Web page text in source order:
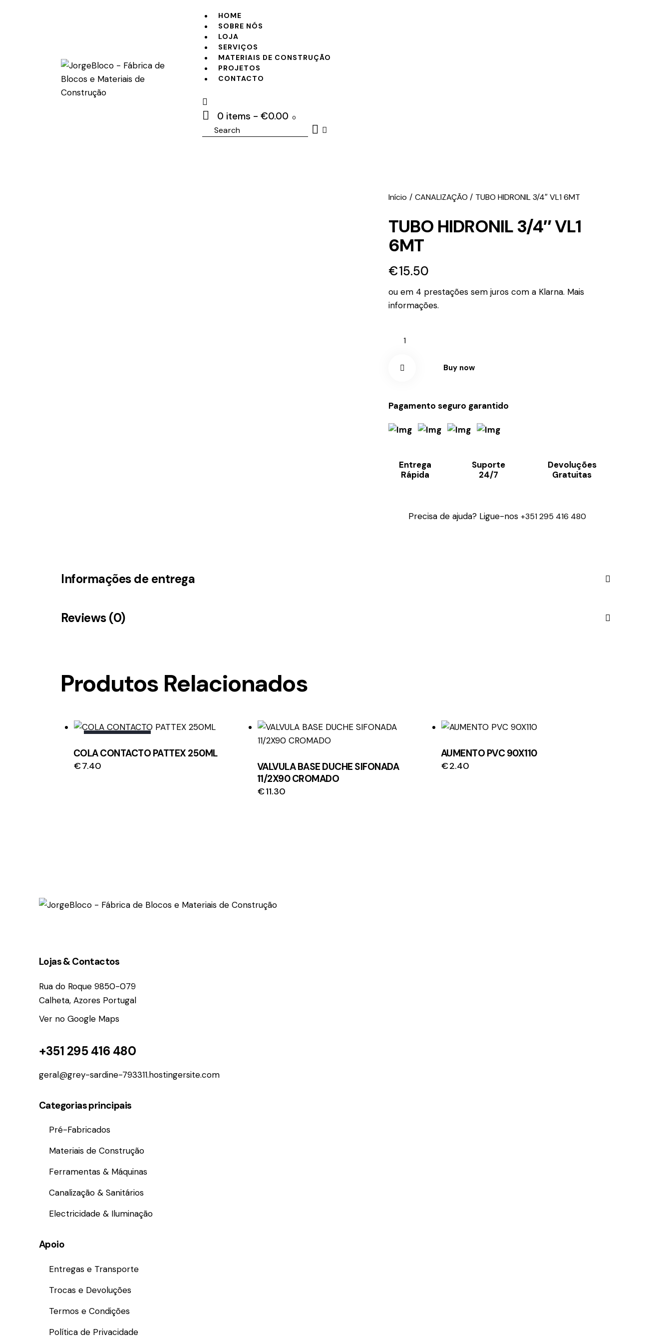
HOME
SOBRE NÓS
LOJA
SERVIÇOS
MATERIAIS DE CONSTRUÇÃO
PROJETOS
CONTACTO
0 items - €0.00 0
Search
Início CANALIZAÇÃO TUBO HIDRONIL 3/4″ VL1 6MT
TUBO HIDRONIL 3/4″ VL1
6MT
€15.50
ou em 4 prestações sem juros com a Klarna. Mais
informações.
HIDRONIL
VL1
6MT
Buy now
from
Pagamento seguro garantido
Entrega
Rápida
Suporte
24/7
Devoluções
Gratuitas
Precisa de ajuda? Ligue-nos +351 295 416 480
Informações de entrega
Reviews (0)
Produtos Relacionados
COLA CONTACTO PATTEX 250ML
€7.40
VALVULA BASE DUCHE SIFONADA
11/2X90 CROMADO
€11.30
AUMENTO PVC 90X110
€2.40
Lojas & Contactos
Rua do Roque 9850-079
Calheta, Azores Portugal
Ver no Google Maps
+351 295 416 480
geral@grey-sardine-793311.hostingersite.com
Categorias principais
Pré-Fabricados
Materiais de Construção
Ferramentas & Máquinas
Canalização & Sanitários
Electricidade & Iluminação
Apoio
Entregas e Transporte
Trocas e Devoluções
Termos e Condições
Política de Privacidade